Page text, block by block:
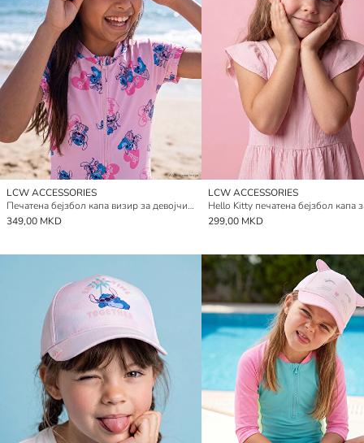
LCW ACCESSORIES
Печатена бејзбол капа визир за девојчиња Lilo and Stitch
349,00 MKD
LCW ACCESSORIES
299,00 MKD